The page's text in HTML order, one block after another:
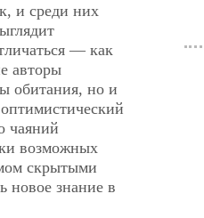
и среди них
— как
авторы
обитания, но и
чаяний
возможных
скрытыми
новое знание в